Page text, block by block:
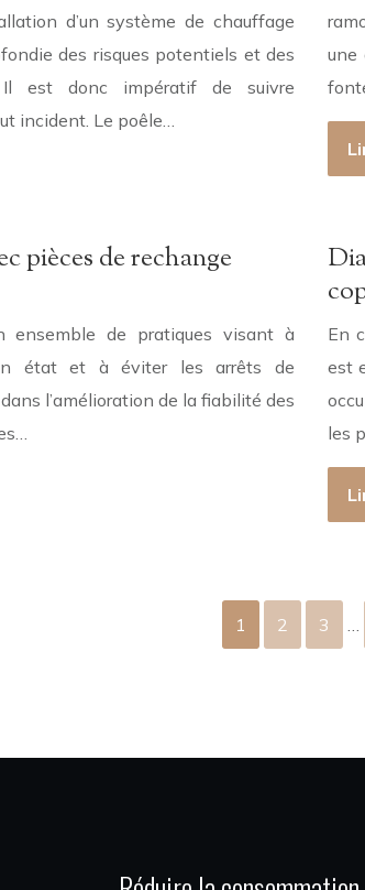
d’un système de chauffage
des risques potentiels et des
est donc impératif de suivre
incident. Le poêle…
une
pièces de rechange
ensemble de pratiques visant à
état et à éviter les arrêts de
l’amélioration de la fiabilité des
En
est
les
1 2 3 …